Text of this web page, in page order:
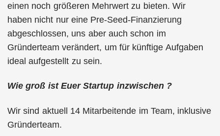
einen noch größeren Mehrwert zu bieten. Wir
haben nicht nur eine Pre-Seed-Finanzierung
abgeschlossen, uns aber auch schon im
Gründerteam verändert, um für künftige Aufgaben
ideal aufgestellt zu sein.
Wie groß ist Euer Startup inzwischen ?
Wir sind aktuell 14 Mitarbeitende im Team, inklusive
Gründerteam.